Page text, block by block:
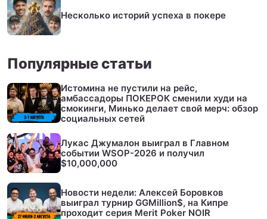
Несколько историй успеха в покере
Популярные статьи
Истомина не пустили на рейс,
амбассадоры ПОКЕРОК сменили худи на
смокинги, Минько делает свой мерч: обзор
социальных сетей
Лукас Джумалон выиграл в Главном
событии WSOP-2026 и получил
$10,000,000
Новости недели: Алексей Боровков
выиграл турнир GGMillion$, на Кипре
проходит серия Merit Poker NOIR